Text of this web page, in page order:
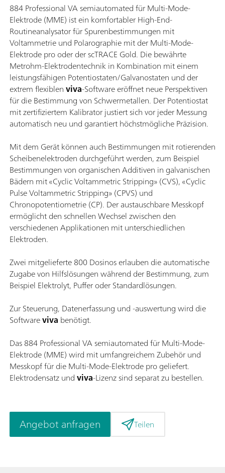
884 Professional VA semiautomated für Multi-Mode-
Elektrode (MME) ist ein komfortabler High-End-
Routineanalysator für Spurenbestimmungen mit
Voltammetrie und Polarographie mit der Multi-Mode-
Elektrode pro oder der scTRACE Gold. Die bewährte
Metrohm-Elektrodentechnik in Kombination mit einem
leistungsfähigen Potentiostaten/Galvanostaten und der
extrem flexiblenviva-Software eröffnet neue Perspektiven
für die Bestimmung von Schwermetallen. Der Potentiostat
mit zertifiziertem Kalibrator justiert sich vor jeder Messung
automatisch neu und garantiert höchstmögliche Präzision.
Mit dem Gerät können auch Bestimmungen mit rotierenden
Scheibenelektroden durchgeführt werden, zum Beispiel
Bestimmungen von organischen Additiven in galvanischen
Bädern mit «Cyclic Voltammetric Stripping» (CVS), «Cyclic
Pulse Voltammetric Stripping» (CPVS) und
Chronopotentiometrie (CP). Der austauschbare Messkopf
ermöglicht den schnellen Wechsel zwischen den
verschiedenen Applikationen mit unterschiedlichen
Elektroden.
Zwei mitgelieferte 800 Dosinos erlauben die automatische
Zugabe von Hilfslösungen während der Bestimmung, zum
Beispiel Elektrolyt, Puffer oder Standardlösungen.
Zur Steuerung, Datenerfassung und -auswertung wird die
Softwareviva benötigt.
Das 884 Professional VA semiautomated für Multi-Mode-
Elektrode (MME) wird mit umfangreichem Zubehör und
Messkopf für die Multi-Mode-Elektrode pro geliefert.
Elektrodensatz undviva-Lizenz sind separat zu bestellen.
Angebot anfragen Teilen